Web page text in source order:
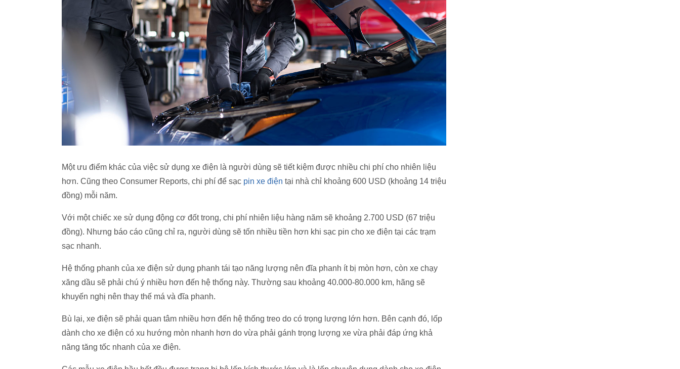
Một ưu điểm khác của việc sử dụng xe điện là người dùng sẽ tiết kiệm được nhiều chi phí cho nhiên liệu
hơn. Cũng theo Consumer Reports, chi phí để sạc pin xe điện tại nhà chỉ khoảng 600 USD (khoảng 14 triệu
đồng) mỗi năm.
Với một chiếc xe sử dụng động cơ đốt trong, chi phí nhiên liệu hàng năm sẽ khoảng 2.700 USD (67 triệu
đồng). Nhưng báo cáo cũng chỉ ra, người dùng sẽ tốn nhiều tiền hơn khi sạc pin cho xe điện tại các trạm
sạc nhanh.
Hệ thống phanh của xe điện sử dụng phanh tái tạo năng lượng nên đĩa phanh ít bị mòn hơn, còn xe chạy
xăng dầu sẽ phải chú ý nhiều hơn đến hệ thống này. Thường sau khoảng 40.000-80.000 km, hãng sẽ
khuyến nghị nên thay thế má và đĩa phanh.
Bù lại, xe điện sẽ phải quan tâm nhiều hơn đến hệ thống treo do có trọng lượng lớn hơn. Bên cạnh đó, lốp
dành cho xe điện có xu hướng mòn nhanh hơn do vừa phải gánh trọng lượng xe vừa phải đáp ứng khả
năng tăng tốc nhanh của xe điện.